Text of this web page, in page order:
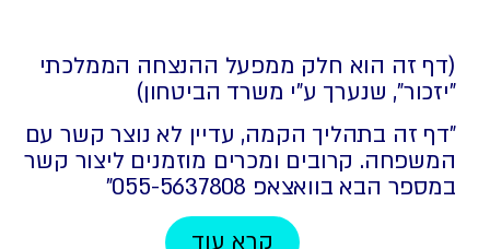
(דף זה הוא חלק ממפעל ההנצחה הממלכתי
"יזכור", שנערך ע"י משרד הביטחון)
"דף זה בתהליך הקמה, עדיין לא נוצר קשר עם
המשפחה. קרובים ומכרים מוזמנים ליצור קשר
במספר הבא בוואצאפ 055-5637808⁩"
קרא עוד